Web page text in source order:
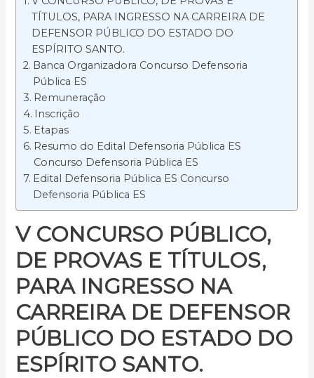
TÍTULOS, PARA INGRESSO NA CARREIRA DE
DEFENSOR PÚBLICO DO ESTADO DO
ESPÍRITO SANTO.
Banca Organizadora Concurso Defensoria
Pública ES
Remuneração
Inscrição
Etapas
Resumo do Edital Defensoria Pública ES
Concurso Defensoria Pública ES
Edital Defensoria Pública ES Concurso
Defensoria Pública ES
V CONCURSO PÚBLICO,
DE PROVAS E TÍTULOS,
PARA INGRESSO NA
CARREIRA DE DEFENSOR
PÚBLICO DO ESTADO DO
ESPÍRITO SANTO.